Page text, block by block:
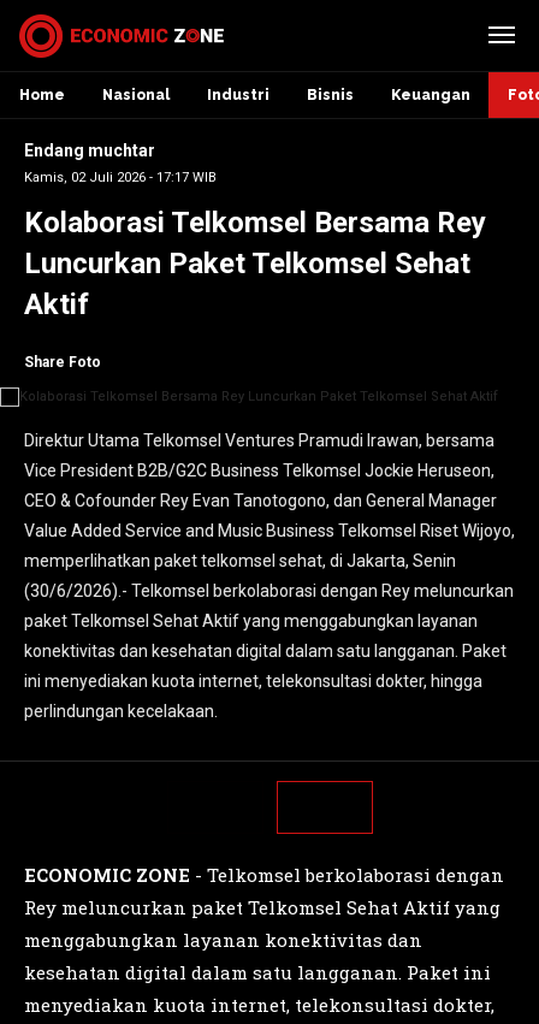
Home Nasional Industri Bisnis Keuangan
Endang muchtar
Kamis, 02 Juli 2026 - 17:17 WIB
Kolaborasi Telkomsel Bersama Rey
Luncurkan Paket Telkomsel Sehat
Aktif
Share Foto
Direktur Utama Telkomsel Ventures Pramudi Irawan, bersama
Vice President B2B/G2C Business Telkomsel Jockie Heruseon,
CEO & Cofounder Rey Evan Tanotogono, dan General Manager
Value Added Service and Music Business Telkomsel Riset Wijoyo,
memperlihatkan paket telkomsel sehat, di Jakarta, Senin
(30/6/2026).- Telkomsel berkolaborasi dengan Rey meluncurkan
paket Telkomsel Sehat Aktif yang menggabungkan layanan
konektivitas dan kesehatan digital dalam satu langganan. Paket
ini menyediakan kuota internet, telekonsultasi dokter, hingga
perlindungan kecelakaan.
Direktur Utama Telkomsel Ventures Pramudi Irawan, bersama
Vice President B2B/G2C Business Telkomsel Jockie Heruseon,
CEO & Cofounder Rey Evan Tanotogono, dan General Manager
Value Added Service and Music Business Telkomsel Riset Wijoyo,
memperlihatkan paket telkomsel sehat, di Jakarta, Senin
(30/6/2026).- Telkomsel berkolaborasi dengan Rey meluncurkan
paket Telkomsel Sehat Aktif yang menggabungkan layanan
konektivitas dan kesehatan digital dalam satu langganan. Paket
ini menyediakan kuota internet, telekonsultasi dokter, hingga
perlindungan kecelakaan.
ECONOMIC ZONE - Telkomsel berkolaborasi dengan
Rey meluncurkan paket Telkomsel Sehat Aktif yang
menggabungkan layanan konektivitas dan
kesehatan digital dalam satu langganan. Paket ini
menyediakan kuota internet, telekonsultasi dokter,